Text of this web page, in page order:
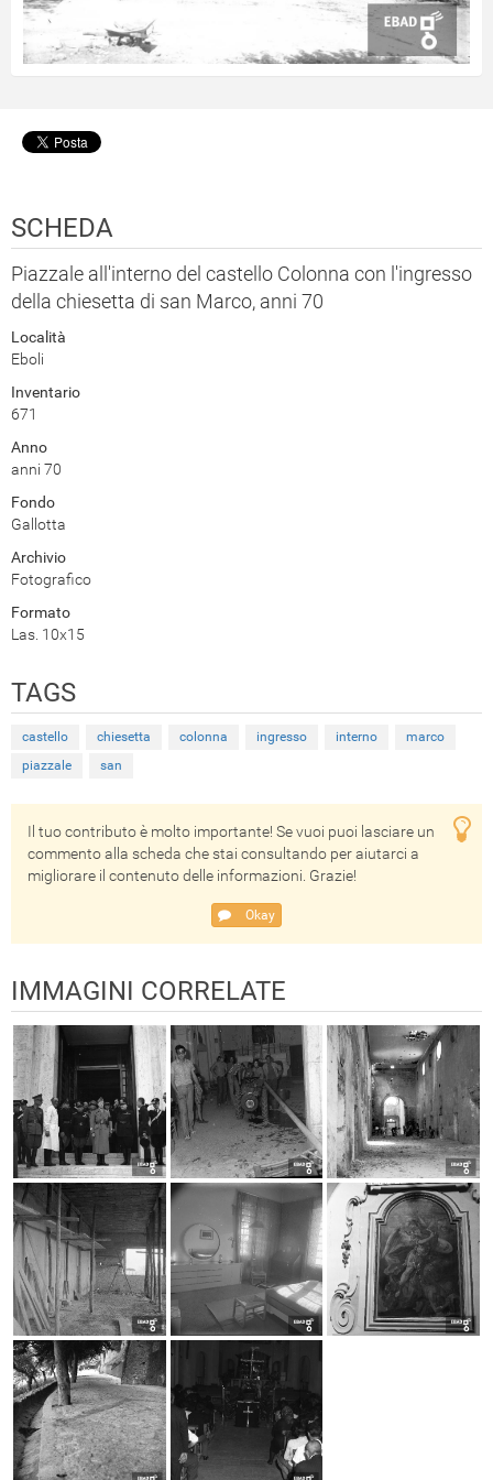
SCHEDA
Piazzale all'interno del castello Colonna con l'ingresso
della chiesetta di san Marco, anni 70
Località
Eboli
Inventario
671
Anno
anni 70
Fondo
Gallotta
Archivio
Fotografico
Formato
Las. 10x15
TAGS
castello chiesetta colonna ingresso interno
marco
piazzale
san
Il tuo contributo è molto importante! Se vuoi puoi lasciare un
commento alla scheda che stai consultando per aiutarci a
migliorare il contenuto delle informazioni. Grazie!
Okay
IMMAGINI CORRELATE